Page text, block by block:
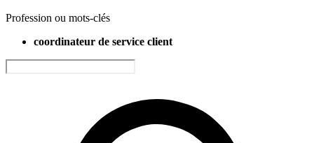
Profession ou mots-clés
coordinateur de service client